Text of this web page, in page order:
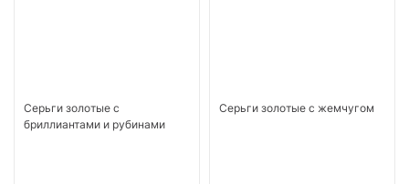
Серьги золотые с
бриллиантами и рубинами
Серьги золотые с жемчугом